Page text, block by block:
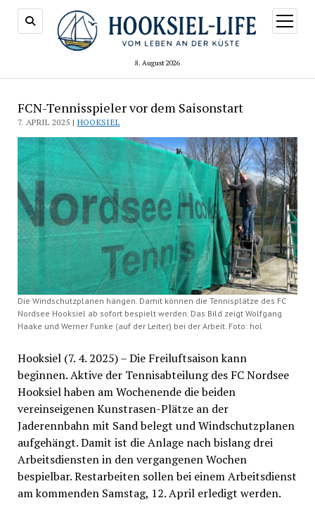
8. August 2026
Menü
öffnen
FCN-Tennisspieler vor dem Saisonstart
7. APRIL 2025 | HOOKSIEL
Die Windschutzplanen hängen. Damit können die Tennisplätze des FC
Nordsee Hooksiel ab sofort bespielt werden. Das Bild zeigt Wolfgang
Haake und Werner Funke (auf der Leiter) bei der Arbeit. Foto: hol
Hooksiel (7. 4. 2025) – Die Freiluftsaison kann
beginnen. Aktive der Tennisabteilung des FC Nordsee
Hooksiel haben am Wochenende die beiden
vereinseigenen Kunstrasen-Plätze an der
Jaderennbahn mit Sand belegt und Windschutzplanen
aufgehängt. Damit ist die Anlage nach bislang drei
Arbeitsdiensten in den vergangenen Wochen
bespielbar. Restarbeiten sollen bei einem Arbeitsdienst
am kommenden Samstag, 12. April erledigt werden.